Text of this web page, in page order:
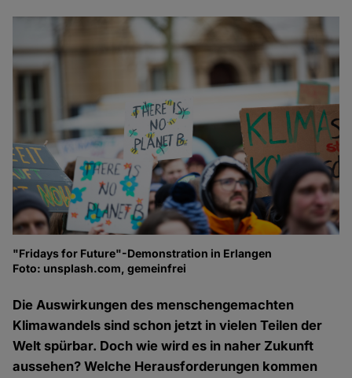
"Fridays for Future"-Demonstration in Erlangen
Foto: unsplash.com, gemeinfrei
Die Auswirkungen des menschengemachten
Klimawandels sind schon jetzt in vielen Teilen der
Welt spürbar. Doch wie wird es in naher Zukunft
aussehen? Welche Herausforderungen kommen